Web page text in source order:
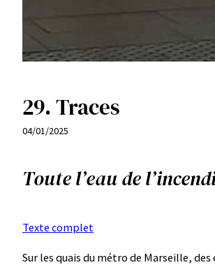
29. Traces
04/01/2025
Toute l’eau de
Texte complet
Sur les quais du métro de Marseille, des